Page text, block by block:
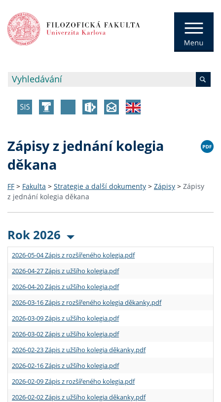
Zápisy z jednání kolegia
děkana
FF > Fakulta > Strategie a další dokumenty > Zápisy > Zápisy
z jednání kolegia děkana
Rok 2026
2026-05-04 Zápis z rozšířeného kolegia.pdf
2026-04-27 Zápis z užšího kolegia.pdf
2026-04-20 Zápis z užšího kolegia.pdf
2026-03-16 Zápis z rozšířeného kolegia děkanky.pdf
2026-03-09 Zápis z užšího kolegia.pdf
2026-03-02 Zápis z užšího kolegia.pdf
2026-02-23 Zápis z užšího kolegia děkanky.pdf
2026-02-16 Zápis z užšího kolegia.pdf
2026-02-09 Zápis z rozšířeného kolegia.pdf
2026-02-02 Zápis z užšího kolegia děkanky.pdf